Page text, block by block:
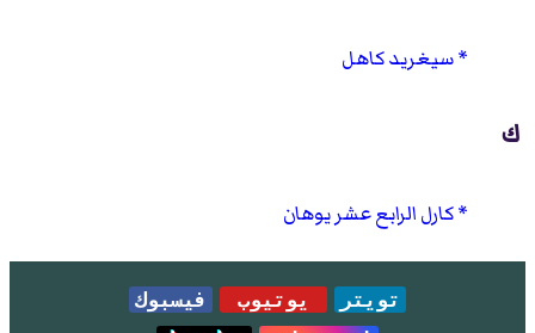
سيغريد كاهل
ك
كارل الرابع عشر يوهان
تويتر يوتيوب
فيسبوك